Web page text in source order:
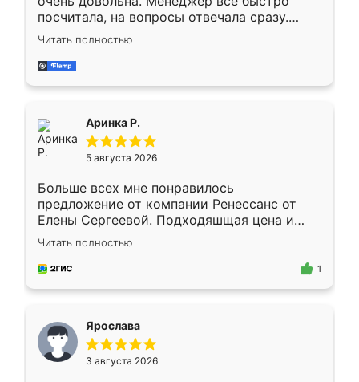
посчитала, на вопросы отвечала сразу.
Замерщик приехал в субботу, подошёл к
делу со всей ответственностью. Собрали
за день, ребята работали аккуратно, даже
Читать полностью
Аринка Р.
5 августа 2026
Больше всех мне понравилось
предложение от компании Ренессанс от
Елены Сергеевой. Подходяшщая цена и
короткие сроки изготовления. Приехавший
для замера сотрудник Владислав
предложил по моему эскизу самый
Читать полностью
1
Ярослава
3 августа 2026